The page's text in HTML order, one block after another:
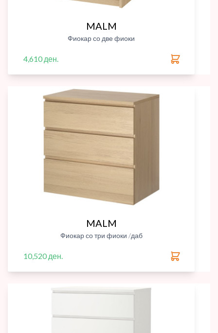
MALM
Фиокар со две фиоки
4,610 ден.
MALM
Фиокар со три фиоки /даб
10,520 ден.